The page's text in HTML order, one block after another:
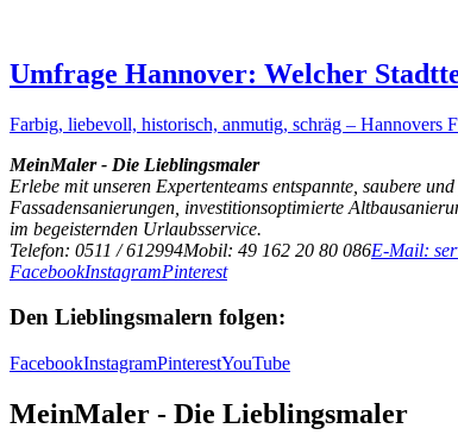
Umfrage Hannover: Welcher
Farbig, liebevoll, historisch, anmutig, schräg – Hannovers
MeinMaler - Die Lieblingsmaler
Erlebe mit unseren Expertenteams entspannte, saubere
Fassadensanierungen, investitionsoptimierte
im begeisternden Urlaubsservice.
Telefon: 0511 / 612994Mobil: 49 162 20 80 086E-Mail:
FacebookInstagramPinterest
Den Lieblingsmalern folgen:
FacebookInstagramPinterestYouTube
MeinMaler - Die Lieblingsmaler